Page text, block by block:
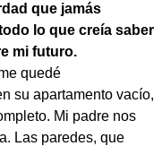
que jamás
lo que creía saber
mi futuro.
quedé
su apartamento vacío,
Mi padre nos
Las paredes, que